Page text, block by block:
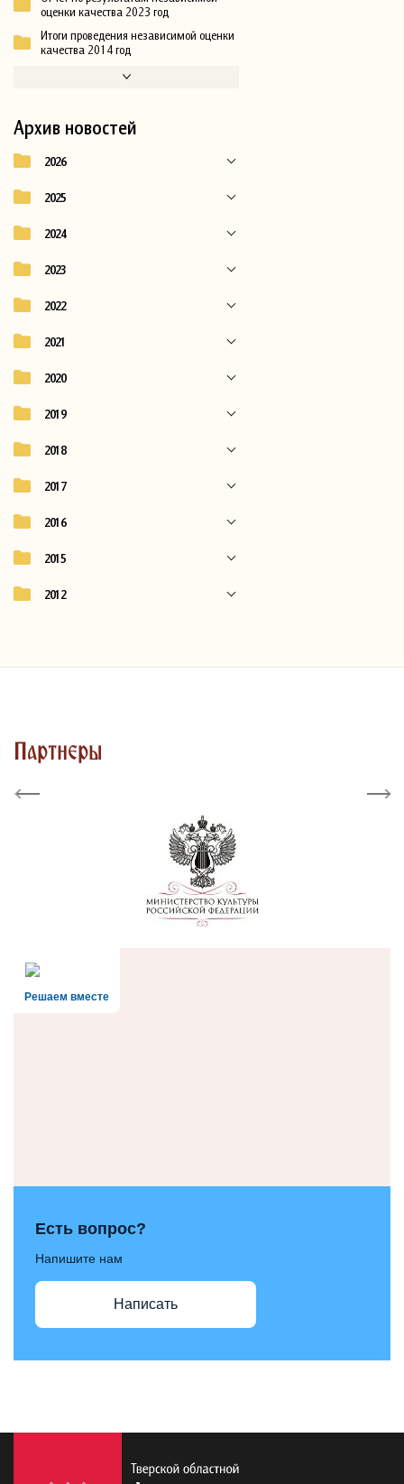
оценки качества 2023 год
Итоги проведения независимой оценки
качества 2014 год
Архив новостей
2026
2025
2024
2023
2022
2021
2020
2019
2018
2017
2016
2015
2012
Партнеры
Previous Next
Решаем вместе
Есть вопрос?
Напишите нам
Написать